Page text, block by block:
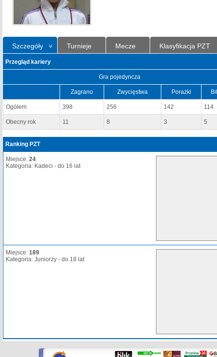
Szczegóły Turnieje Mecze Klasyfikacja PZT
Przegląd kariery
Gra pojedyncza
Zagrano Zwycięstwa Porażki
Ogółem 398 256 142 114
Obecny rok 11 8 3 5
Ranking PZT
Miejsce: 24
Kategoria: Kadeci - do 16 lat
Miejsce: 189
Kategoria: Juniorzy - do 18 lat